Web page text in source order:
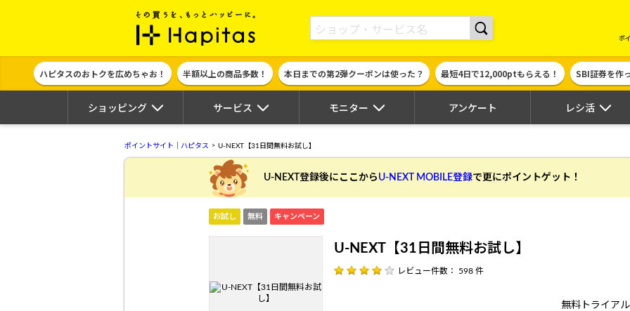
ポイント貯めて現金やギフト券に交換できるポイントサイト | ハピタス
ポ
ハピタスのおトクを広めちゃお！ 半額以上の商品多数！ 本日までの第2弾クーポンは使った？ 最短4日で12,000ptもらえる！ SBI証券を作
ショッピング サービス モニター アンケート レシ活
ポイントサイト｜ハピタス U-NEXT【31日間無料お試し】
U-NEXT登録後にここから U-NEXT MOBILE登録で更にポイントゲット！
お試し 無料 キャンペーン
U-NEXT【31日間無料お試し】
レビュー件数： 598 件
無料トライア